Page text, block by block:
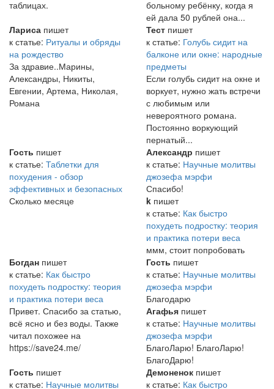
таблицах.
больному ребёнку, когда я
ей дала 50 рублей она...
Лариса пишет
к статье: Ритуалы и обряды
на рождество
За здравие..Марины,
Александры, Никиты,
Евгении, Артема, Николая,
Романа
Тест пишет
к статье: Голубь сидит на
балконе или окне: народные
предметы
Если голубь сидит на окне и
воркует, нужно жать встречи
с любимым или
невероятного романа.
Постоянно воркующий
пернатый...
Гость пишет
к статье: Таблетки для
похудения - обзор
эффективных и безопасных
Сколько месяце
Александр пишет
к статье: Научные молитвы
джозефа мэрфи
Спасибо!
k пишет
к статье: Как быстро
похудеть подростку: теория
и практика потери веса
ммм, стоит попробовать
Богдан пишет
к статье: Как быстро
похудеть подростку: теория
и практика потери веса
Привет. Спасибо за статью,
всё ясно и без воды. Также
читал похожее на
https://save24.me/
Гость пишет
к статье: Научные молитвы
джозефа мэрфи
Благодарю
Агафья пишет
к статье: Научные молитвы
джозефа мэрфи
БлагоЛарю! БлагоЛарю!
БлагоДарю!
Гость пишет
к статье: Научные молитвы
Демоненок пишет
к статье: Как быстро